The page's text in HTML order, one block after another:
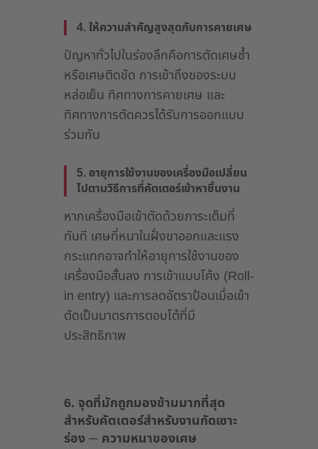
4. ให้ความสำคัญสูงสุดกับการคายเศษ
ปัญหาทั่วไปในร่องลึกคือการตัดเศษซ้ำ
หรือเศษติดขัด การเข้าถึงของระบบ
หล่อเย็น ทิศทางการคายเศษ และ
ทิศทางการตัดควรได้รับการออกแบบ
ร่วมกัน
5. อายุการใช้งานของเครื่องมือเปลี่ยน
ไปตามวิธีการที่คัตเตอร์เข้าหาชิ้นงาน
หากเครื่องมือเข้าตัดด้วยภาระเต็มที่
ทันที เศษที่หนาในฝั่งขาออกและแรง
กระแทกอาจทำให้อายุการใช้งานของ
เครื่องมือสั้นลง การเข้าแบบโค้ง (Roll-
in entry) และการลดอัตราป้อนเมื่อเข้า
ตัดเป็นมาตรการตอบโต้ที่มี
ประสิทธิภาพ
6. จุดที่มักถูกมองข้ามมากที่สุด
สำหรับคัตเตอร์สำหรับงานกัดเซาะ
ร่อง ─ ความหนาของเศษ